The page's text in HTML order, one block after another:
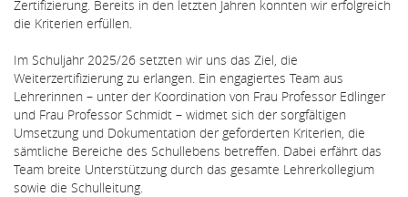
Zertifizierung. Bereits in den letzten Jahren konnten wir erfolgreich
die Kriterien erfüllen.
Im Schuljahr 2025/26 setzten wir uns das Ziel, die
Weiterzertifizierung zu erlangen. Ein engagiertes Team aus
Lehrerinnen – unter der Koordination von Frau Professor Edlinger
und Frau Professor Schmidt – widmet sich der sorgfältigen
Umsetzung und Dokumentation der geforderten Kriterien, die
sämtliche Bereiche des Schullebens betreffen. Dabei erfährt das
Team breite Unterstützung durch das gesamte Lehrerkollegium
sowie die Schulleitung.